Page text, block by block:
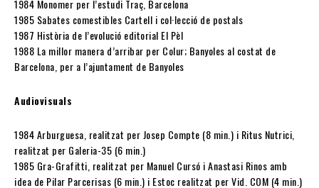
1984 Monomer per l’estudi Traç, Barcelona
1985 Sabates comestibles Cartell i col·lecció de postals
1987 Història de l’evolució editorial El Pèl
1988 La millor manera d’arribar per Colur; Banyoles al costat de
Barcelona, per a l’ajuntament de Banyoles
Audiovisuals
1984 Arburguesa, realitzat per Josep Compte (8 min.) i Ritus Nutrici,
realitzat per Galeria-35 (6 min.)
1985 Gra-Grafitti, realitzat per Manuel Cursó i Anastasi Rinos amb
idea de Pilar Parcerisas (6 min.) i Estoc realitzat per Vid. COM (4 min.)